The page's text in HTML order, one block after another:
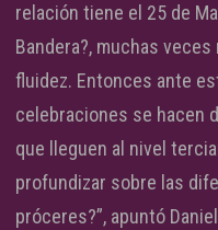
relación tiene el 25 de
Bandera?, muchas
fluidez. Entonces ante
celebraciones se hacen
que lleguen al nivel
profundizar sobre las
próceres?”, apuntó